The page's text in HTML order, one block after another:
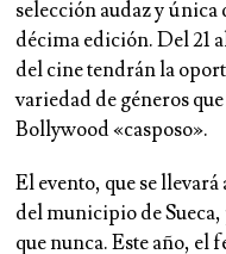
selección audaz y única
décima edición. Del 21
del cine tendrán la
variedad de géneros
Bollywood «casposo».
El evento, que se
del municipio de
que nunca. Este año, el